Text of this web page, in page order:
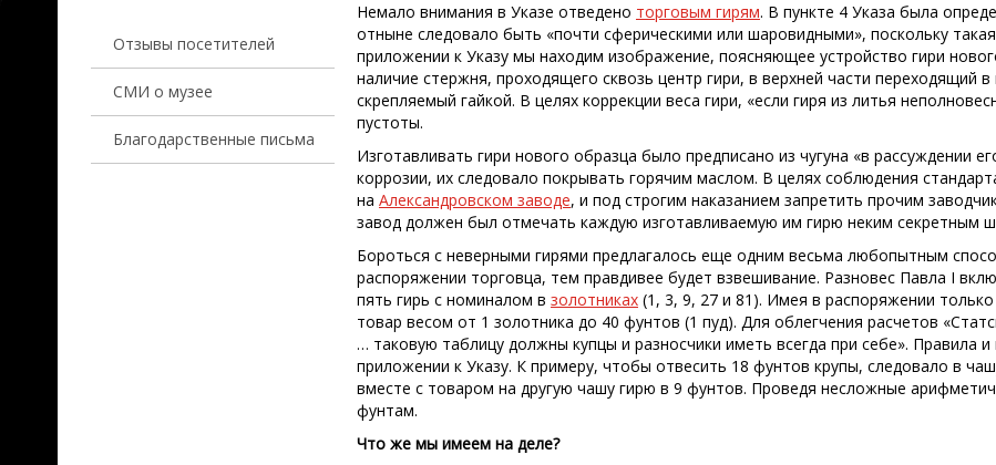
Отзывы посетителей
СМИ о музее
Благодарственные письма
Немало внимания в Указе отведено торговым гирям. В пункте 4 Указа была
отныне следовало быть «почти сферическими или шаровидными», поскольку
приложении к Указу мы находим изображение, поясняющее устройство гири
наличие стержня, проходящего сквозь центр гири, в верхней части переходящий
скрепляемый гайкой. В целях коррекции веса гири, «если гиря из литья
пустоты.
Изготавливать гири нового образца было предписано из чугуна «в рассуждении
коррозии, их следовало покрывать горячим маслом. В целях соблюдения
на Александровском заводе, и под строгим наказанием запретить прочим
завод должен был отмечать каждую изготавливаемую им гирю неким секретным
Бороться с неверными гирями предлагалось еще одним весьма любопытным
распоряжении торговца, тем правдивее будет взвешивание. Разновес Павла I
пять гирь с номиналом в золотниках (1, 3, 9, 27 и 81). Имея в распоряжении
товар весом от 1 золотника до 40 фунтов (1 пуд). Для облегчения расчетов
… таковую таблицу должны купцы и разносчики иметь всегда при себе». Правила
приложении к Указу. К примеру, чтобы отвесить 18 фунтов крупы, следовало в
вместе с товаром на другую чашу гирю в 9 фунтов. Проведя несложные
фунтам.
Что же мы имеем на деле?